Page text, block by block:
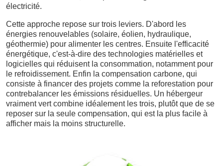
électricité.
Cette approche repose sur trois leviers. D'abord les
énergies renouvelables (solaire, éolien, hydraulique,
géothermie) pour alimenter les centres. Ensuite l'efficacité
énergétique, c'est-à-dire des technologies matérielles et
logicielles qui réduisent la consommation, notamment pour
le refroidissement. Enfin la compensation carbone, qui
consiste à financer des projets comme la reforestation pour
contrebalancer les émissions résiduelles. Un hébergeur
vraiment vert combine idéalement les trois, plutôt que de se
reposer sur la seule compensation, qui est la plus facile à
afficher mais la moins structurelle.